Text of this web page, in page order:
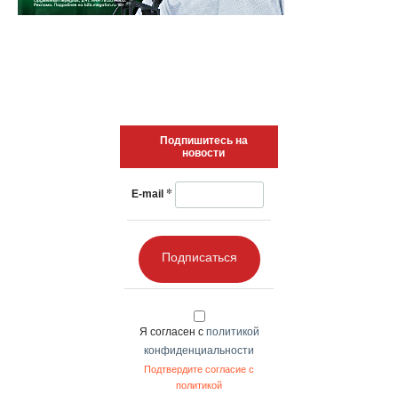
Подпишитесь на
новости
E-mail *
Подписаться
Я согласен с политикой
конфиденциальности
Подтвердите согласие с
политикой